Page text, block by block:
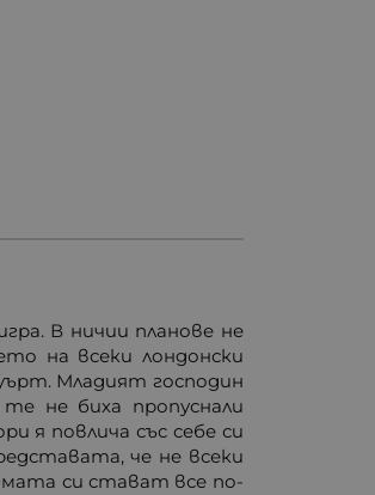
В ничии планове не
на всеки лондонски
Младият господин
не биха пропуснали
я повлича със себе си
че не всеки
си стават все по-